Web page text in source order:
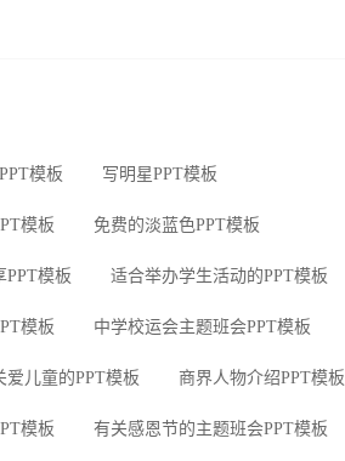
模板 写明星PPT模板
模板 免费的淡蓝色PPT模板
PPT模板 适合举办学生活动的PPT模板
模板 中学校运会主题班会PPT模板
爱儿童的PPT模板 商界人物介绍PPT模板
模板 有关感恩节的主题班会PPT模板